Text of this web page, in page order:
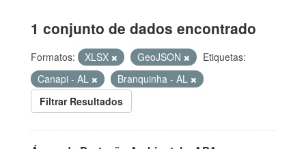
1 conjunto de dados encontrado
Formatos: XLSX GeoJSON
Etiquetas:
Canapi - AL
Branquinha - AL
Filtrar Resultados